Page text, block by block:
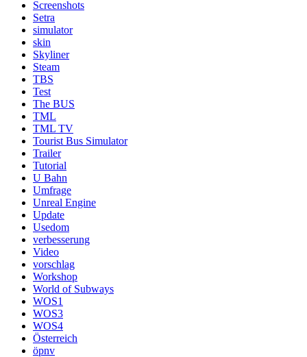
Screenshots
Setra
simulator
skin
Skyliner
Steam
TBS
Test
The BUS
TML
TML TV
Tourist Bus Simulator
Trailer
Tutorial
U Bahn
Umfrage
Unreal Engine
Update
Usedom
verbesserung
Video
vorschlag
Workshop
World of Subways
WOS1
WOS3
WOS4
Österreich
öpnv